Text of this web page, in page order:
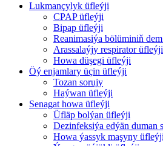
Lukmançylyk üfleýji
CPAP üfleýji
Bipap üfleýji
Reanimasiýa bölüminiň
Arassalaýjy respirator üfleýji
Howa düşegi üfleýji
Öý enjamlary üçin üfleýji
Tozan sorujy
Haýwan üfleýji
Senagat howa üfleýji
Üfläp bolýan üfleýji
Dezinfeksiýa edýän duman
Howa ýassyk maşyny üfleýji